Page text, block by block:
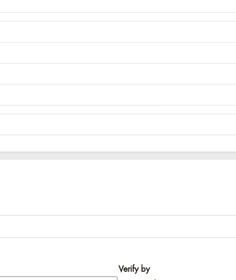
Verify by